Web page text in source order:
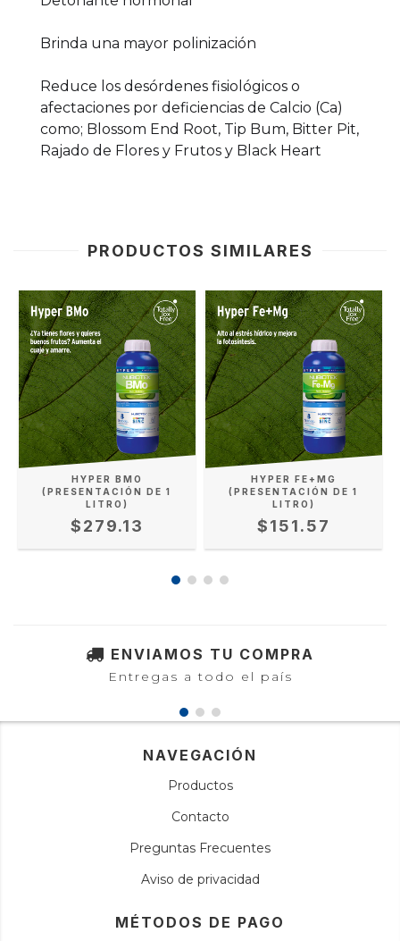
Brinda una mayor polinización
Reduce los desórdenes fisiológicos o
afectaciones por deficiencias de Calcio (Ca)
como; Blossom End Root, Tip Bum, Bitter Pit,
Rajado de Flores y Frutos y Black Heart
PRODUCTOS SIMILARES
HYPER BMO
(PRESENTACIÓN DE 1
LITRO)
$279.13
HYPER FE+MG
(PRESENTACIÓN DE 1
LITRO)
$151.57
ENVIAMOS TU COMPRA
Entregas a todo el país
NAVEGACIÓN
Productos
Contacto
Preguntas Frecuentes
Aviso de privacidad
MÉTODOS DE PAGO